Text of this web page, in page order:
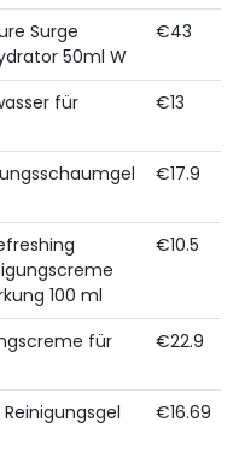
Surge
50ml W
€43
für
€13
€17.9
100 ml
€10.5
für
€22.9
€16.69